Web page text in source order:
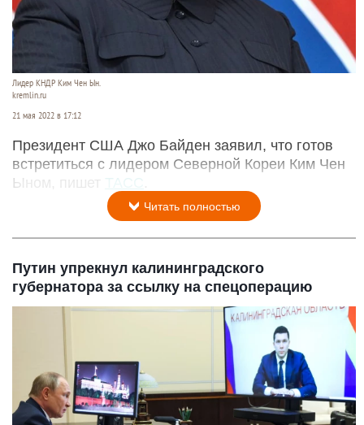
Лидер КНДР Ким Чен Ын.
kremlin.ru
21 мая 2022 в 17:12
Президент США Джо Байден заявил, что готов
встретиться с лидером Северной Кореи Ким Чен
Ыном, пишет ТАСС
Читать полностью
Путин упрекнул калининградского
губернатора за ссылку на спецоперацию